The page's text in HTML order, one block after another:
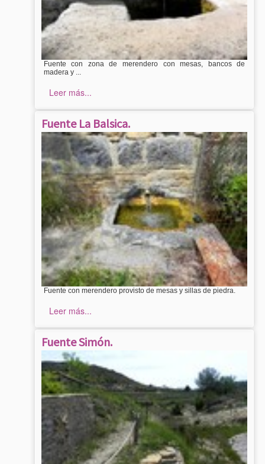
Fuente con zona de merendero con mesas, bancos de
madera y ...
Leer más...
Fuente La Balsica.
Fuente con merendero provisto de mesas y sillas de piedra.
Leer más...
Fuente Simón.